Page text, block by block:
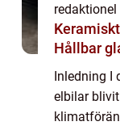
redaktionel
Hållbar
Inledning I
elbilar